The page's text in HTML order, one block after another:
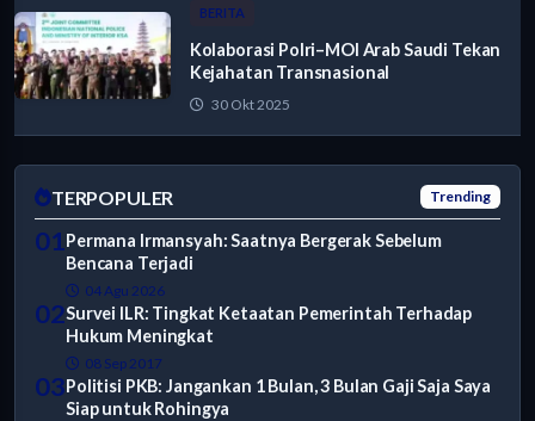
BERITA
Kolaborasi Polri–MOI Arab Saudi Tekan
Kejahatan Transnasional
30 Okt 2025
TERPOPULER Trending
01Permana Irmansyah: Saatnya Bergerak Sebelum
Bencana Terjadi
04 Agu 2026
02Survei ILR: Tingkat Ketaatan Pemerintah Terhadap
Hukum Meningkat
08 Sep 2017
03Politisi PKB: Jangankan 1 Bulan, 3 Bulan Gaji Saja Saya
Siap untuk Rohingya